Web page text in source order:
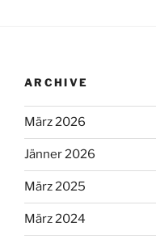
ARCHIVE
März 2026
Jänner 2026
März 2025
März 2024